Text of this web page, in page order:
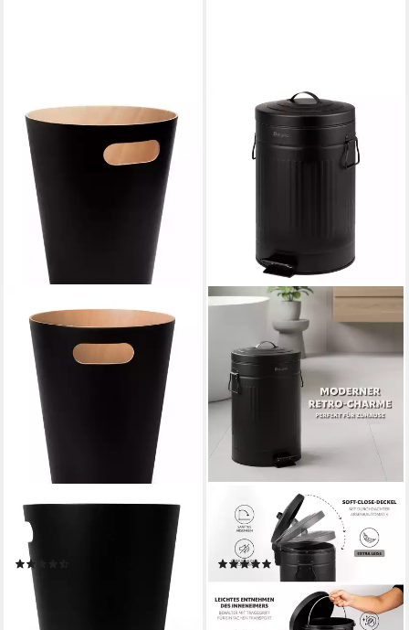
UMBRA
Papierkorb Umbra Woodrow
Papierkorb
ab 31,07 €
lieferbar - in 2-3 Werktagen bei dir
ELUNO
Mülleimer VINTAGE - 12 Liter
Fassungsvermögen
(6)
ab 40,99 € UVP53,99 €
-24%
lieferbar - in 2-3 Werktagen bei dir